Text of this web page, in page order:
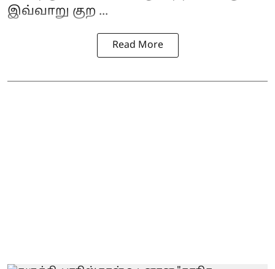
இவ்வாறு குற ...
Read More